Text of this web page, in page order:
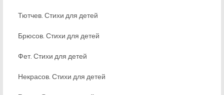
Тютчев. Стихи для детей
Брюсов. Стихи для детей
Фет. Стихи для детей
Некрасов. Стихи для детей